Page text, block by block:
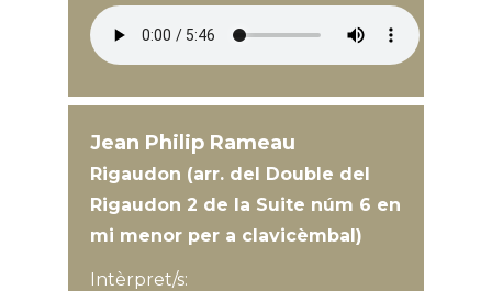
Jean Philip Rameau
Rigaudon (arr. del Double del
Rigaudon 2 de la Suite núm 6 en
mi menor per a clavicèmbal)
Intèrpret/s: